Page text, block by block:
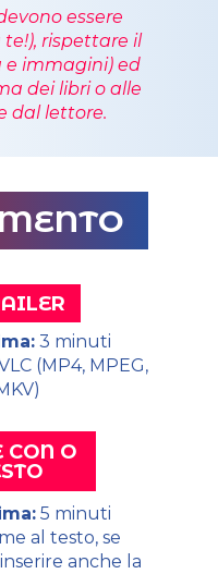
essere
rispettare il
e immagini) ed
dei libri o alle
dal lettore.
3 minuti
(MP4, MPEG,
5 minuti
al testo, se
anche la
CON O